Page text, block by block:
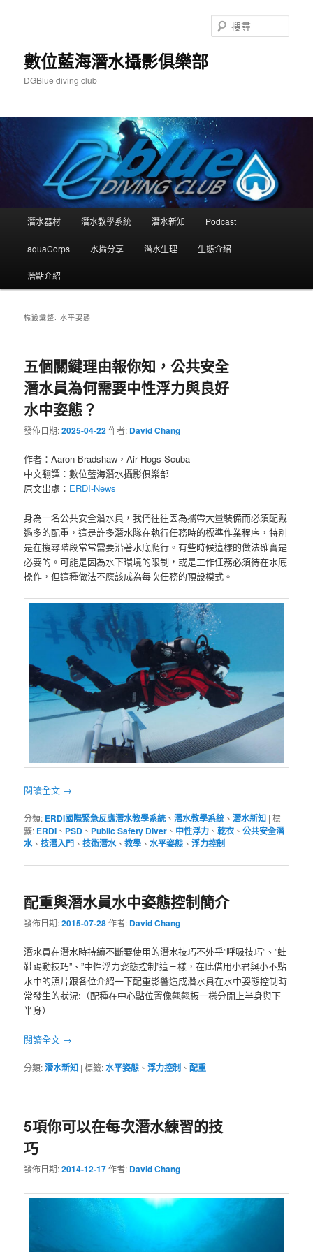
數位藍海潛水攝影俱樂部
DGBlue diving club
尋
潛水器材 潛水教學系統 潛水新知 Podcast
aquaCorps 水攝分享 潛水生理 生態介紹
潛點介紹
標籤彙整:水平姿態
五個關鍵理由報你知，公共安全
潛水員為何需要中性浮力與良好
水中姿態？
發佈日期:2025-04-22作者: David Chang
作者：Aaron Bradshaw，Air Hogs Scuba
中文翻譯：數位藍海潛水攝影俱樂部
原文出處： ERDI-News
身為一名公共安全潛水員，我們往往因為攜帶大量裝備而必須配戴
過多的配重，這是許多潛水隊在執行任務時的標準作業程序，特別
是在搜尋階段常常需要沿著水底爬行。有些時候這樣的做法確實是
必要的。可能是因為水下環境的限制，或是工作任務必須待在水底
操作，但這種做法不應該成為每次任務的預設模式。
閱讀全文 →
分類: ERDI國際緊急反應潛水教學系統 、潛水教學系統 、潛水新知 |標
籤: ERDI 、 PSD 、 Public Safety Diver 、 中性浮力 、乾衣 、公共安全潛
水、技潛入門 、技術潛水、教學 、水平姿態 、浮力控制
配重與潛水員水中姿態控制簡介
發佈日期:2015-07-28作者: David Chang
潛水員在潛水時持續不斷要使用的潛水技巧不外乎”呼吸技巧”、”蛙
鞋踢動技巧”、”中性浮力姿態控制”這三樣，在此借用小君與小不點
水中的照片跟各位介紹一下配重影響造成潛水員在水中姿態控制時
常發生的狀況:（配種在中心點位置像翹翹板一樣分開上半身與下
半身）
閱讀全文 →
分類:潛水新知 |標籤:水平姿態 、浮力控制 、配重
5項你可以在每次潛水練習的技
巧
發佈日期:2014-12-17作者: David Chang